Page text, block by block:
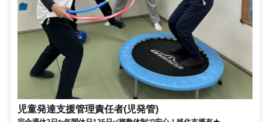
児童発達支援管理責任者(児発管)